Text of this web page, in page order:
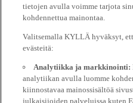
tietojen avulla voimme tarjota
kohdennettua mainontaa.
Valitsemalla KYLLÄ hyväksyt,
evästeitä:
Analytiikka ja markkinointi:
analytiikan avulla luomme
kiinnostavaa mainossisältöä
julkaisijoiden palveluissa kuten